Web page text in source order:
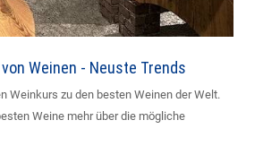
Weinen - Neuste Trends
Weinkurs zu den besten Weinen der Welt.
Weine mehr über die mögliche